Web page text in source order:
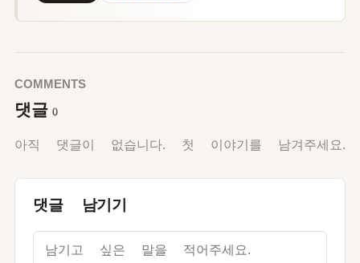
COMMENTS
댓글 0
아직 댓글이 없습니다. 첫 이야기를 남겨주세요.
댓글 남기기